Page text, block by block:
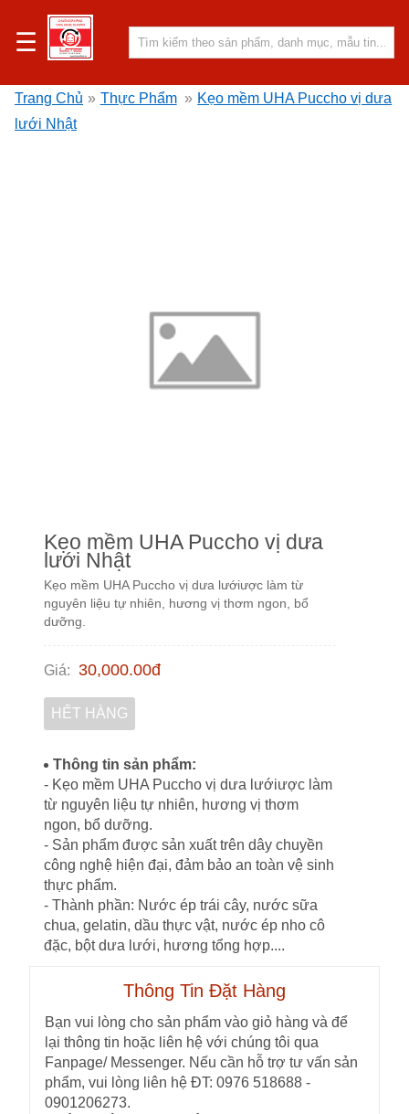
☰
Trang Chủ » Thực Phẩm » Kẹo mềm UHA Puccho vị dưa
lưới Nhật
Kẹo mềm UHA Puccho vị dưa
lưới Nhật
Kẹo mềm UHA Puccho vị dưa lướiược làm từ
nguyên liệu tự nhiên, hương vị thơm ngon, bổ
dưỡng.
Giá: 30,000.00đ
HẾT HÀNG
Thông tin sản phẩm:
- Kẹo mềm UHA Puccho vị dưa lướiược làm
từ nguyên liệu tự nhiên, hương vị thơm
ngon, bổ dưỡng.
- Sản phẩm được sản xuất trên dây chuyền
công nghệ hiện đại, đảm bảo an toàn vệ sinh
thực phẩm.
- Thành phần: Nước ép trái cây, nước sữa
chua, gelatin, dầu thực vật, nước ép nho cô
đặc, bột dưa lưới, hương tổng hợp....
Thông Tin Đặt Hàng
Bạn vui lòng cho sản phẩm vào giỏ hàng và để
lại thông tin hoặc liên hệ với chúng tôi qua
Fanpage/ Messenger. Nếu cần hỗ trợ tư vấn sản
phẩm, vui lòng liên hệ ĐT: 0976 518688 -
0901206273.